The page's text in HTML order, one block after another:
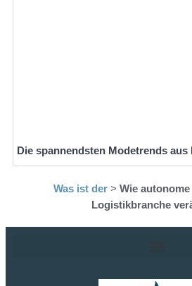
Die spannendsten Modetrends aus
Was ist der> Wie
Logistikbranche